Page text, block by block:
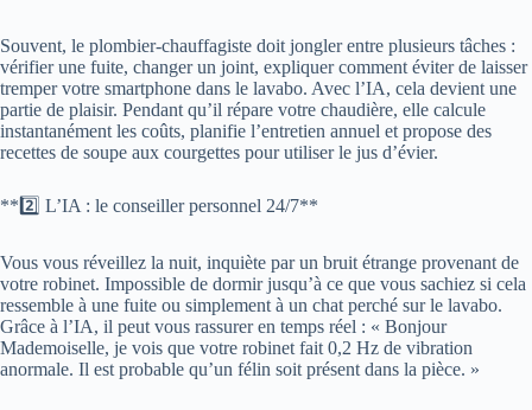
Souvent, le plombier-chauffagiste doit jongler entre plusieurs tâches :
vérifier une fuite, changer un joint, expliquer comment éviter de laisser
tremper votre smartphone dans le lavabo. Avec l’IA, cela devient une
partie de plaisir. Pendant qu’il répare votre chaudière, elle calcule
instantanément les coûts, planifie l’entretien annuel et propose des
recettes de soupe aux courgettes pour utiliser le jus d’évier.
**2️⃣ L’IA : le conseiller personnel 24/7**
Vous vous réveillez la nuit, inquiète par un bruit étrange provenant de
votre robinet. Impossible de dormir jusqu’à ce que vous sachiez si cela
ressemble à une fuite ou simplement à un chat perché sur le lavabo.
Grâce à l’IA, il peut vous rassurer en temps réel : « Bonjour
Mademoiselle, je vois que votre robinet fait 0,2 Hz de vibration
anormale. Il est probable qu’un félin soit présent dans la pièce. »